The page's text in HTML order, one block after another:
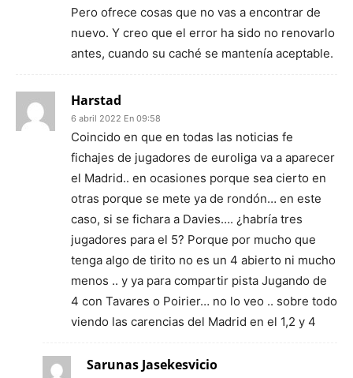
Pero ofrece cosas que no vas a encontrar de
nuevo. Y creo que el error ha sido no renovarlo
antes, cuando su caché se mantenía aceptable.
Harstad
6 abril 2022 En 09:58
Coincido en que en todas las noticias fe
fichajes de jugadores de euroliga va a aparecer
el Madrid.. en ocasiones porque sea cierto en
otras porque se mete ya de rondón… en este
caso, si se fichara a Davies…. ¿habría tres
jugadores para el 5? Porque por mucho que
tenga algo de tirito no es un 4 abierto ni mucho
menos .. y ya para compartir pista Jugando de
4 con Tavares o Poirier… no lo veo .. sobre todo
viendo las carencias del Madrid en el 1,2 y 4
Sarunas Jasekesvicio